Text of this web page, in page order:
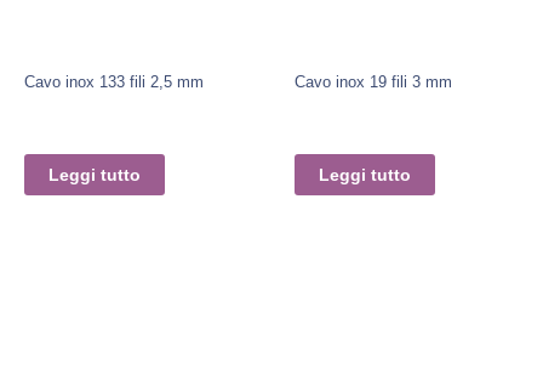
Cavo inox 133 fili 2,5 mm
Leggi tutto
Cavo inox 19 fili 3 mm
Leggi tutto